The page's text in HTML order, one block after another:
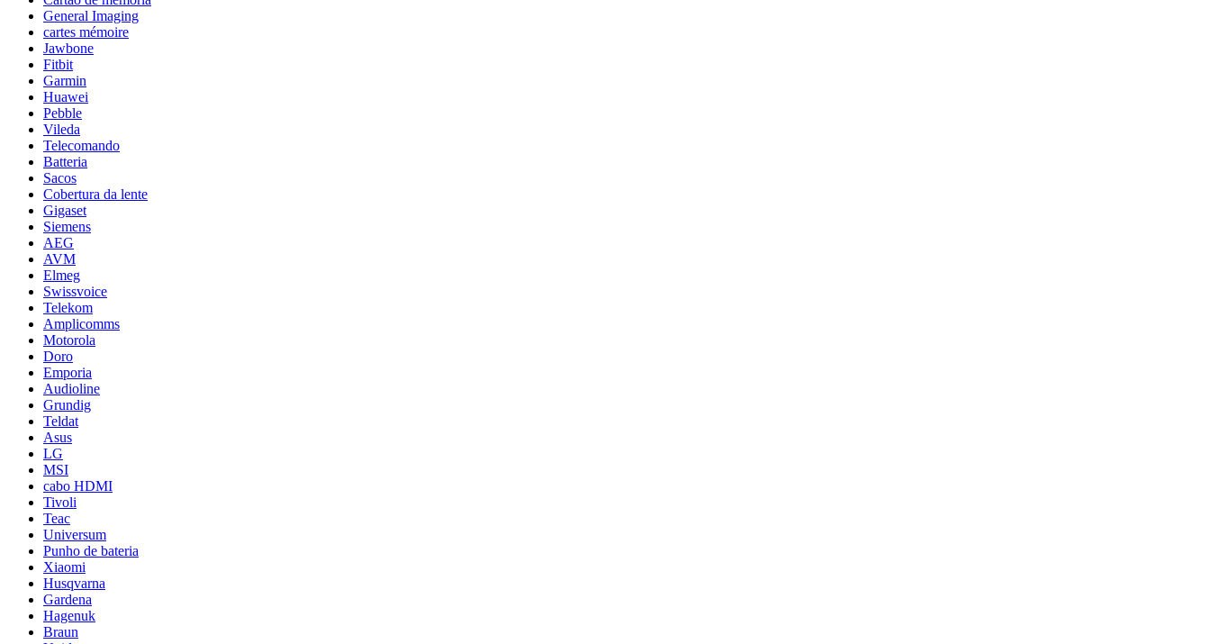
General Imaging
cartes mémoire
Jawbone
Fitbit
Garmin
Huawei
Pebble
Vileda
Telecomando
Batteria
Sacos
Cobertura da lente
Gigaset
Siemens
AEG
AVM
Elmeg
Swissvoice
Telekom
Amplicomms
Motorola
Doro
Emporia
Audioline
Grundig
Teldat
Asus
LG
MSI
cabo HDMI
Tivoli
Teac
Universum
Punho de bateria
Xiaomi
Husqvarna
Gardena
Hagenuk
Braun